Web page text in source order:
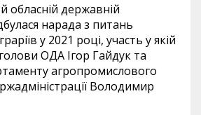
обласній державній
нарада з питань
у 2021 році, участь у якій
ОДА Ігор Гайдук та
агропромислового
Володимир